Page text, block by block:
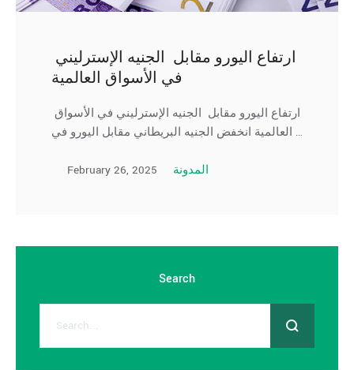
في الأسواق العالمية
العالمية انخفض الجنيه البريطاني مقابل اليورو في …
February 26, 2025 المدونة
Search